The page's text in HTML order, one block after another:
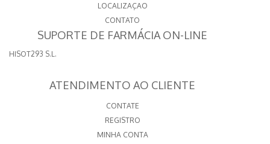
LOCALIZAÇAO
CONTATO
SUPORTE DE FARMÁCIA ON-LINE
HISOT293 S.L.
ATENDIMENTO AO CLIENTE
CONTATE
REGISTRO
MINHA CONTA